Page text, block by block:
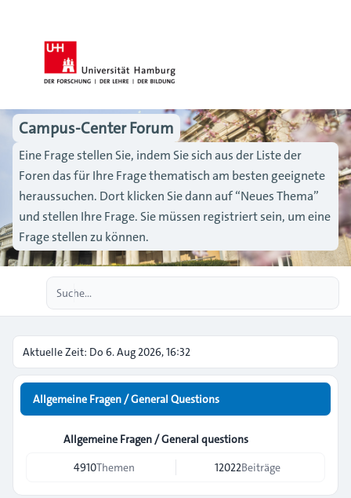
Campus-Center Forum
Eine Frage stellen Sie, indem Sie sich aus der Liste der
Foren das für Ihre Frage thematisch am besten geeignete
heraussuchen. Dort klicken Sie dann auf “Neues Thema”
und stellen Ihre Frage. Sie müssen registriert sein, um eine
Frage stellen zu können.
Aktuelle Zeit: Do 6. Aug 2026, 16:32
Allgemeine Fragen / General Questions
Allgemeine Fragen / General questions
4910Themen 12022Beiträge